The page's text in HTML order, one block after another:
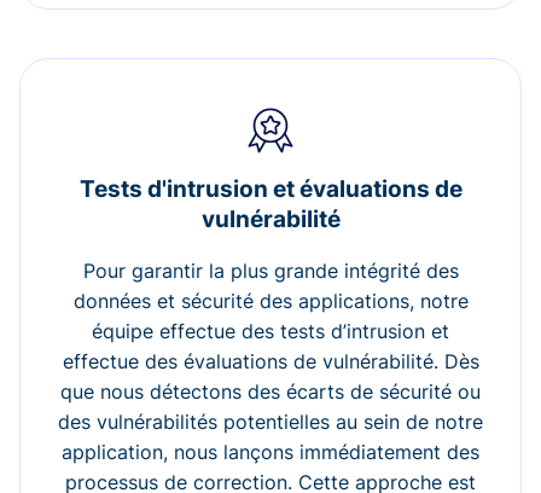
Tests d'intrusion et évaluations de
vulnérabilité
Pour garantir la plus grande intégrité des
données et sécurité des applications, notre
équipe effectue des tests d’intrusion et
effectue des évaluations de vulnérabilité. Dès
que nous détectons des écarts de sécurité ou
des vulnérabilités potentielles au sein de notre
application, nous lançons immédiatement des
processus de correction. Cette approche est